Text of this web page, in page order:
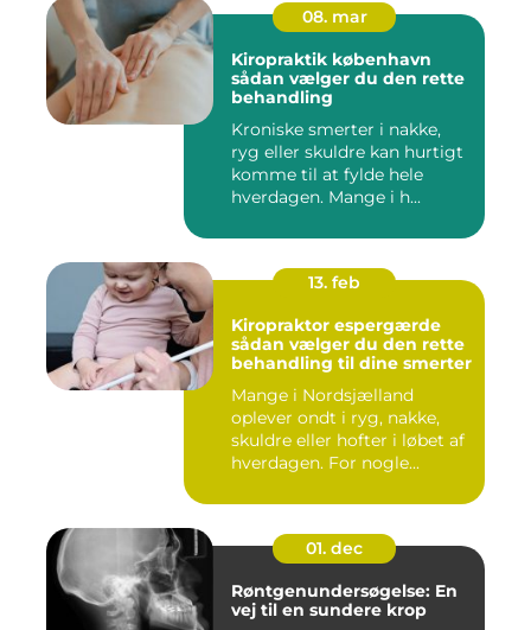
08. mar
Kiropraktik københavn
sådan vælger du den rette
behandling
Kroniske smerter i nakke,
ryg eller skuldre kan hurtigt
komme til at fylde hele
hverdagen. Mange i h...
13. feb
Kiropraktor espergærde
sådan vælger du den rette
behandling til dine smerter
Mange i Nordsjælland
oplever ondt i ryg, nakke,
skuldre eller hofter i løbet af
hverdagen. For nogle...
01. dec
Røntgenundersøgelse: En
vej til en sundere krop